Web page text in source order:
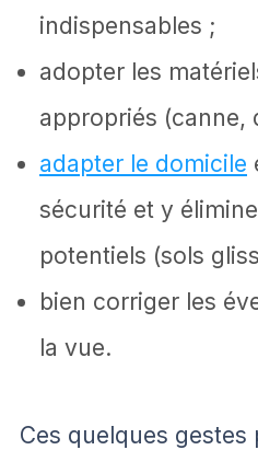
indispensables ;
adopter les
appropriés (canne,
adapter le domicile
sécurité et y
potentiels (sols
bien corriger les
la vue.
Ces quelques gestes